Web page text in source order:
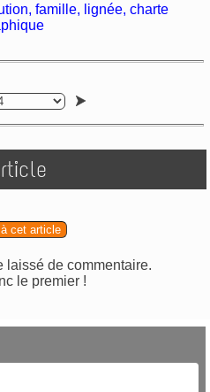
famille, lignée, charte
à cet article
laissé de commentaire.
le premier !